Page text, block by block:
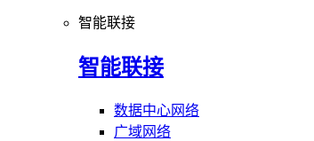
智能联接
智能联接
数据中心网络
广域网络